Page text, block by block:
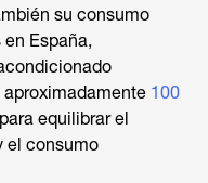
su consumo
España,
aproximadamente 100
equilibrar el
el consumo